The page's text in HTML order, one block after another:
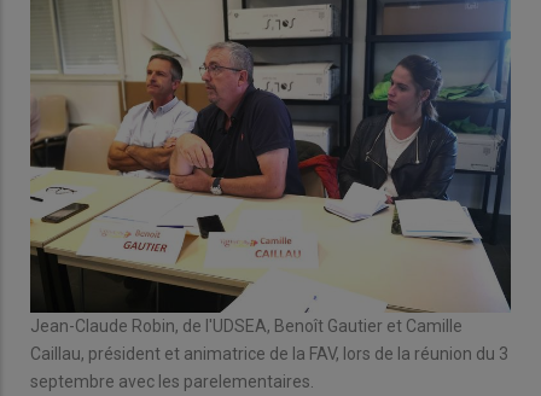
Jean-Claude Robin, de l'UDSEA, Benoît Gautier et Camille
Caillau, président et animatrice de la FAV, lors de la réunion du 3
septembre avec les parelementaires.